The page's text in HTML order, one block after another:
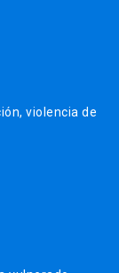
violencia de